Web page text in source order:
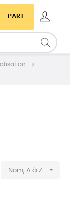
PART
Nom, A à Z 